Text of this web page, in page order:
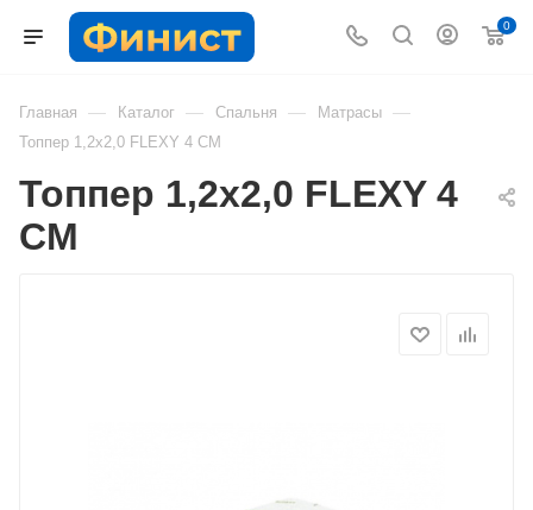
0
Главная — Каталог — Спальня — Матрасы —
Топпер 1,2х2,0 FLEXY 4 СМ
Топпер 1,2х2,0 FLEXY 4
СМ